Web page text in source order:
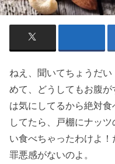
ねえ、聞いてちょうだ
めて、どうしてもお腹
は気にしてるから絶対
してたら、戸棚にナッ
い食べちゃったわけよ
罪悪感がないのよ。